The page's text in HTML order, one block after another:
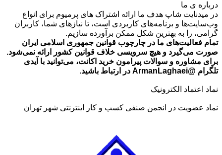
تا
تومان549,000
درباره ی ما
در میدنایت شاپ هدف ما ارائه اشتراک های پرمیوم برای انواع
وب‌سایت‌ها و برنامه‌های کاربردی است، تا نیازهای شما، کاربران
گرامی، را به بهترین شکل ممکن برآورده سازیم.
تمام فعالیت‌های ما در چارچوب قوانین جمهوری اسلامی ایران
صورت می‌گیرد و هیچ سرویسی خلاف قوانین کشور ارائه نمی‌شود.
برای مشاوره و سوالات پیرامون خرید اکانت، می‌توانید با آیدی
تلگرام @ArmanLaghaei در ارتباط باشید.
نماد اعتماد الکترونیک
نماد عضویت در انجمن صنفی کسب و کار اینترنتی شهر تهران